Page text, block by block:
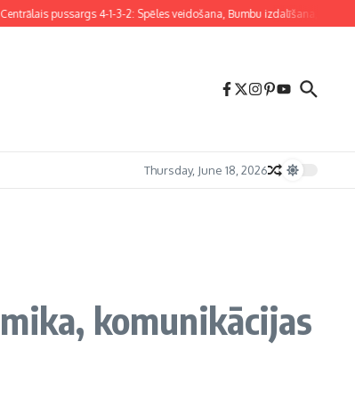
pussargs 4-1-3-2: Spēles veidošana, Bumbu izdalīšana,
Thursday, June 18, 2026
komunikācijas